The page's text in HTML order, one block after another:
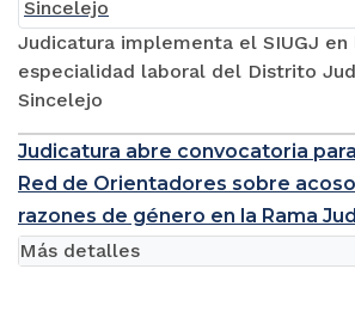
Judicatura implementa el SIUGJ en
especialidad laboral del Distrito
Sincelejo
Judicatura abre convocatoria
Red de Orientadores sobre
razones de género en la Rama
Más detalles